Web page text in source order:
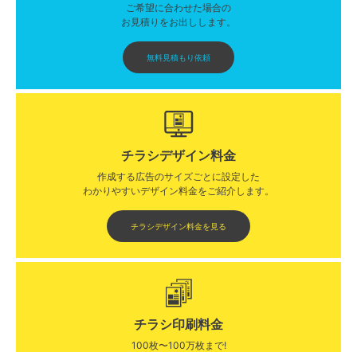
ご希望に合わせた場合の
お見積りをお出しします。
無料見積もり依頼
チラシデザイン料金
作成する広告のサイズごとに設定した
わかりやすいデザイン料金をご紹介します。​​
チラシデザイン料金を見る
チラシ印刷料金
100枚〜100万枚まで!